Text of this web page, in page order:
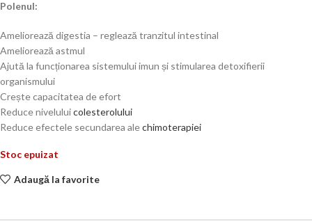
Polenul:
Ameliorează digestia – reglează tranzitul intestinal
Ameliorează astmul
Ajută la funcționarea sistemului imun și stimularea detoxifierii
organismului
Crește capacitatea de efort
Reduce niveluluicolesterolului
Reduce efectele secundarea alechimoterapiei
Stoc epuizat
Adaugă la favorite